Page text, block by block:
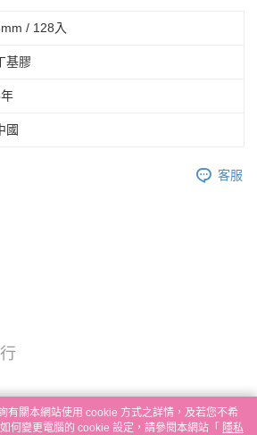
/ 128入
基膠
國
客服
有關本網站使用 cookie 方式之詳情，及若您不希
何變更電腦的 cookie 設定，請參閱本網站「 隱私